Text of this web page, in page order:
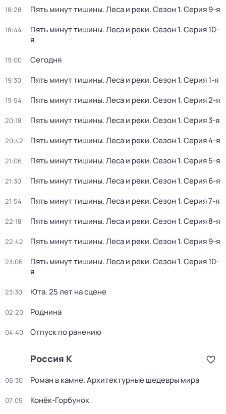
18:28 Пять минут тишины. Леса и реки. Сезон 1. Серия 9-я
18:44 Пять минут тишины. Леса и реки. Сезон 1. Серия 10-
я
19:00 Сегодня
19:30 Пять минут тишины. Леса и реки. Сезон 1. Серия 1-я
19:54 Пять минут тишины. Леса и реки. Сезон 1. Серия 2-я
20:18 Пять минут тишины. Леса и реки. Сезон 1. Серия 3-я
20:42 Пять минут тишины. Леса и реки. Сезон 1. Серия 4-я
21:06 Пять минут тишины. Леса и реки. Сезон 1. Серия 5-я
21:30 Пять минут тишины. Леса и реки. Сезон 1. Серия 6-я
21:54 Пять минут тишины. Леса и реки. Сезон 1. Серия 7-я
22:18 Пять минут тишины. Леса и реки. Сезон 1. Серия 8-я
22:42 Пять минут тишины. Леса и реки. Сезон 1. Серия 9-я
23:06 Пять минут тишины. Леса и реки. Сезон 1. Серия 10-
я
23:30 Юта. 25 лет на сцене
02:20 Роднина
04:40 Отпуск по ранению
Россия К
06:30 Роман в камне. Архитектурные шедевры мира
07:05 Конёк-Горбунок